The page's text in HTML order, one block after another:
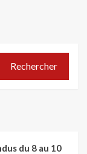
Rechercher
du 8 au 10